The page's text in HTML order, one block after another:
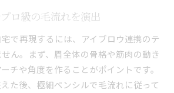
ロ級の毛流れを演出
で再現するには、アイブロウ連携のテ
ん。まず、眉全体の骨格や筋肉の動き
チや角度を作ることがポイントです。
た後、極細ペンシルで毛流れに従って